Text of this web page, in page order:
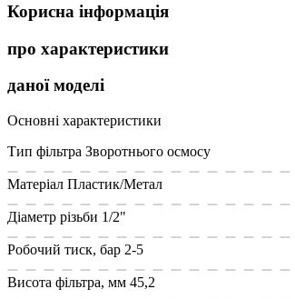
Корисна інформація
про характеристики
даної моделі
Основні характеристики
Тип фільтра Зворотнього осмосу
Матеріал Пластик/Метал
Діаметр різьби 1/2"
Робочий тиск, бар 2-5
Висота фільтра, мм 45,2